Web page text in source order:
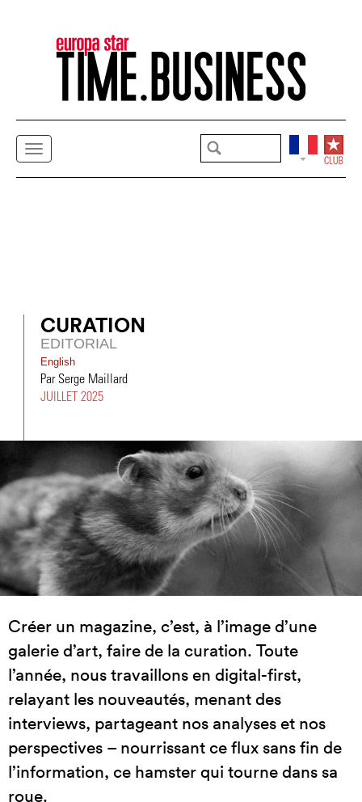
CURATION
EDITORIAL
English
Par Serge Maillard
JUILLET 2025
Créer un magazine, c’est, à l’image d’une
galerie d’art, faire de la curation. Toute
l’année, nous travaillons en digital-first,
relayant les nouveautés, menant des
interviews, partageant nos analyses et nos
perspectives – nourrissant ce flux sans fin de
l’information, ce hamster qui tourne dans sa
roue.